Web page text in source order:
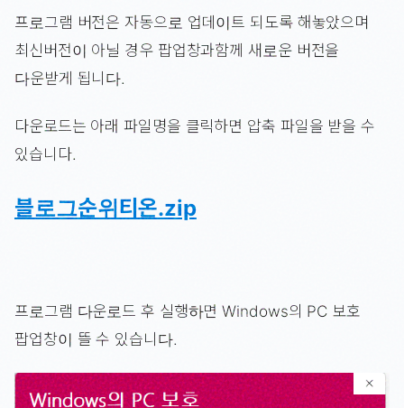
프로그램 버전은 자동으로 업데이트 되도록 해놓았으며
최신버전이 아닐 경우 팝업창과함께 새로운 버전을
다운받게 됩니다.
다운로드는 아래 파일명을 클릭하면 압축 파일을 받을 수
있습니다.
블로그순위티온.zip
프로그램 다운로드 후 실행하면 Windows의 PC 보호
팝업창이 뜰 수 있습니다.